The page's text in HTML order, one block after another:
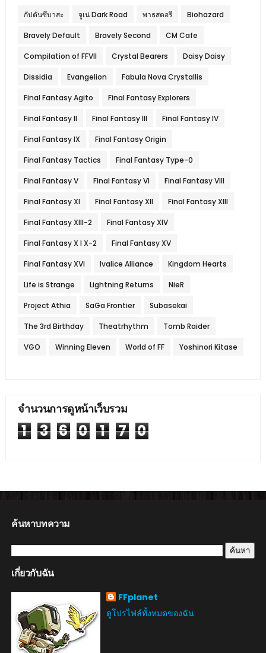
กัปตันซึบาสะ จูเน่ Dark Road พาธสตอรี Biohazard
Bravely Default Bravely Second CM Cafe
Compilation of FFVII Crystal Bearers Daisy Daisy
Dissidia Evangelion Fabula Nova Crystallis
Final Fantasy Agito Final Fantasy Explorers
Final Fantasy II Final Fantasy III Final Fantasy IV
Final Fantasy IX Final Fantasy Origin
Final Fantasy Tactics Final Fantasy Type-0
Final Fantasy V Final Fantasy VI Final Fantasy VIII
Final Fantasy XI Final Fantasy XII Final Fantasy XIII
Final Fantasy XIII-2 Final Fantasy XIV
Final Fantasy X l X-2 Final Fantasy XV
Final Fantasy XVI Ivalice Alliance Kingdom Hearts
Life is Strange Lightning Returns NieR
Project Athia SaGa Frontier Subasekai
The 3rd Birthday Theatrhythm Tomb Raider
VGO Winning Eleven World of FF Yoshinori Kitase
จำนวนการดูหน้าเว็บรวม
1 3 6 0 1 7 0
ค้นหาบทความ
เกี่ยวกับฉัน
FFplanet
ดูโปรไฟล์ทั้งหมดของฉัน